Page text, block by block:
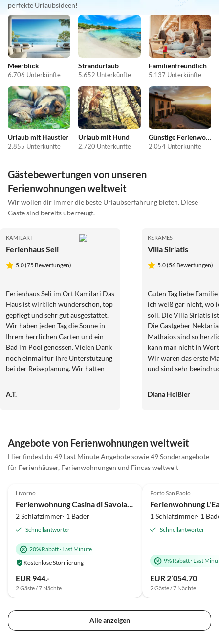
perfekte Urlaubsideen!
Meerblick
6.706 Unterkünfte
Strandurlaub
5.652 Unterkünfte
Familienfreundlich
5.137 Unterkünfte
Urlaub mit Haustier
2.855 Unterkünfte
Urlaub mit Hund
2.720 Unterkünfte
Günstige Ferienwohnungen
2.054 Unterkünfte
Gästebewertungen von unseren
Ferienwohnungen weltweit
Wir wollen dir immer die beste Urlaubserfahrung bieten. Diese
Gäste sind bereits überzeugt.
KAMILARI
Ferienhaus Seli
5.0 (75 Bewertungen)
Ferienhaus Seli im Ort Kamilari Das
Haus ist wirklich wunderschön, top
gepflegt und sehr gut ausgestattet.
Wir haben jeden Tag die Sonne in
Ihrem herrlichen Garten und ein
Bad im Pool genossen. Vielen Dank
noch einmal für Ihre Unterstützung
bei der Reiseplanung. Wir hatten
Menschen sind wirklich sehr nett
A.T.
KERAMES
Villa Siriatis
5.0 (56 Bewertungen)
Guten Tag liebe
ich weiß gar nicht, wo
soll. Die Villa Siriatis
Die Gastgeber
Mathaios sind so
kann man nicht in
Wir waren das erste
und sind sehr
Sehenswürdigkeiten
kommen auf alle Fälle
Herzliche Grüße
Diana Heißler
Angebote von Ferienwohnungen weltweit
Hier findest du 49 Last Minute Angebote sowie 49 Sonderangebote
für Ferienhäuser, Ferienwohnungen und Fincas weltweit
Livorno
2 Schlafzimmer· 1 Bäder
Schnellantworter
20% Rabatt· Last Minute
Kostenlose Stornierung
EUR 944.-
2 Gäste / 7 Nächte
Porto San Paolo
1 Schlafzimmer· 1
Schnellantworter
9% Rabatt· Last
EUR 2’054.70
2 Gäste / 7 Nächte
Alle anzeigen